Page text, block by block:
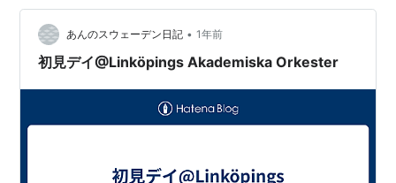
あんのスウェーデン日記 • 1年前
初見デイ@Linköpings Akademiska Orkester